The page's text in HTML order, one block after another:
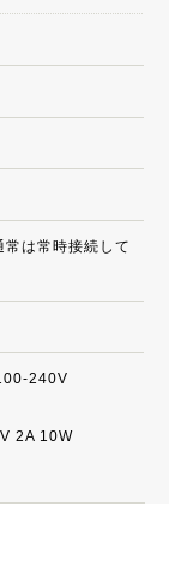
は常時接続して
240V
2A 10W